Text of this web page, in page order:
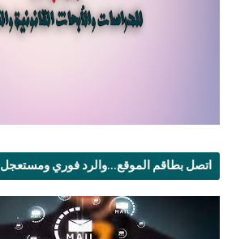
اتصل بطاقم الموقع...والرد فوري ومستعجل